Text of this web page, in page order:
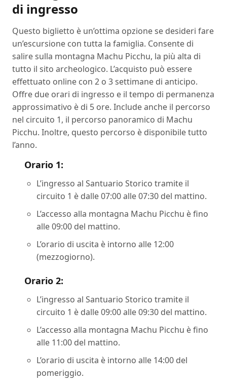
di ingresso
Questo biglietto è un’ottima opzione se desideri fare
un’escursione con tutta la famiglia. Consente di
salire sulla montagna Machu Picchu, la più alta di
tutto il sito archeologico. L’acquisto può essere
effettuato online con 2 o 3 settimane di anticipo.
Offre due orari di ingresso e il tempo di permanenza
approssimativo è di 5 ore. Include anche il percorso
nel circuito 1, il percorso panoramico di Machu
Picchu. Inoltre, questo percorso è disponibile tutto
l’anno.
Orario 1:
L’ingresso al Santuario Storico tramite il
circuito 1 è dalle 07:00 alle 07:30 del mattino.
L’accesso alla montagna Machu Picchu è fino
alle 09:00 del mattino.
L’orario di uscita è intorno alle 12:00
(mezzogiorno).
Orario 2:
L’ingresso al Santuario Storico tramite il
circuito 1 è dalle 09:00 alle 09:30 del mattino.
L’accesso alla montagna Machu Picchu è fino
alle 11:00 del mattino.
L’orario di uscita è intorno alle 14:00 del
pomeriggio.